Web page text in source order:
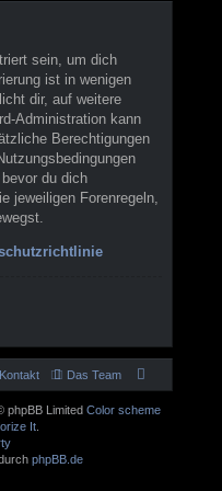
sein, um dich
ist in wenigen
dir, auf weitere
Administration kann
Berechtigungen
du dich
jeweiligen Forenregeln,
Das Team
Kontakt
phpBB Limited Color scheme
It.
phpBB.de